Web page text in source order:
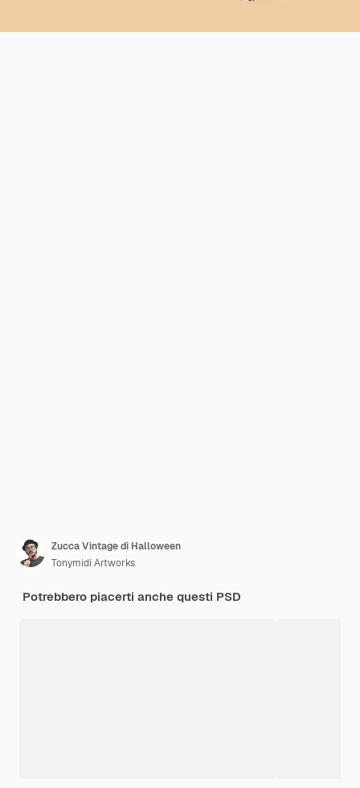
Zucca Vintage di Halloween
Tonymidi Artworks
Potrebbero piacerti anche questi PSD